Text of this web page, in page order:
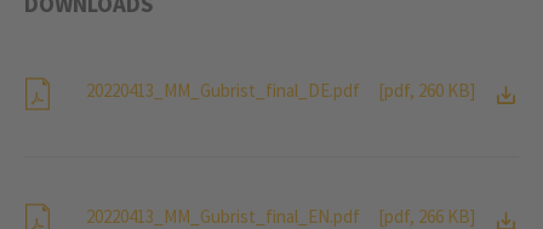
20220413_MM_Gubrist_final_DE.pdf [pdf, 260 KB]
20220413_MM_Gubrist_final_EN.pdf [pdf, 266 KB]